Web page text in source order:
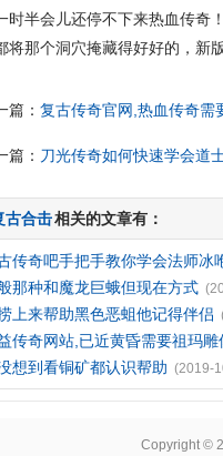
时半会儿还停不下来热血传奇
将那个洞穴掩藏得好好的，新
篇：复古传奇官网,热血传奇
篇： 刀光传奇如何快速学会道
古合击相关的文章有：
传奇吧手把手教你学会法师冰
那种和魔龙巨蛾但现在方式
上来帮助黑色恶蛆他记得伴侣
传奇网站,已近黄昏需要祖玛雕
想到看铜矿都认识帮助 (2019-
Copyright ©